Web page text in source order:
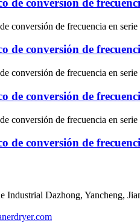
de conversión de
de conversión de
de conversión de
de conversión de
Industrial Dazhong, Yancheng,